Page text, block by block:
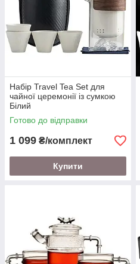
Набір Travel Tea Set для
чайної церемонії із сумкою
Білий
Готово до відправки
1 099 ₴/комплект
Купити